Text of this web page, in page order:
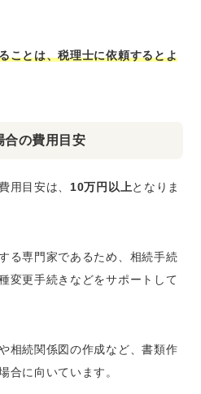
ことは、税理士に依頼するとよ
合の費用目安
用目安は、 10万円以上となりま
る専門家であるため、相続手続
変更手続きなどをサポートして
相続関係図の作成など、書類作
合に向いています。